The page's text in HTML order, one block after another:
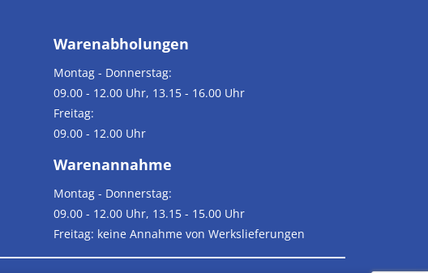
Warenabholungen
Montag - Donnerstag:
09.00 - 12.00 Uhr, 13.15 - 16.00 Uhr
Freitag:
09.00 - 12.00 Uhr
Warenannahme
Montag - Donnerstag:
09.00 - 12.00 Uhr, 13.15 - 15.00 Uhr
Freitag: keine Annahme von Werkslieferungen